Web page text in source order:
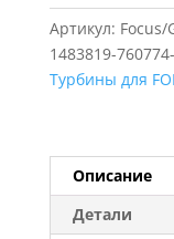
Focus/Galaxy/
Max,
760774-
Артикул: Focus/
1483819-
Турбины для
Описание
Детали